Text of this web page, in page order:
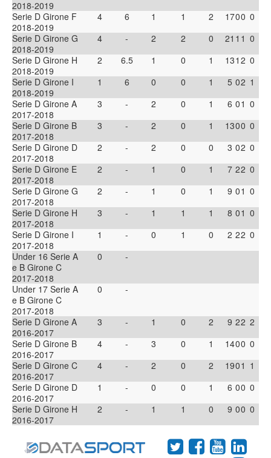
2018-2019
Serie D Girone F
2018-2019
4 6 1 1 2 1700 0
Serie D Girone G
2018-2019
4 - 2 2 0 21 1 1 0
Serie D Girone H
2018-2019
2 6.5 1 0 1 131 2 0
Serie D Girone I
2018-2019
1 6 0 0 1 5 02 1
Serie D Girone A
2017-2018
3 - 2 0 1 6 01 0
Serie D Girone B
2017-2018
3 - 2 0 1 1300 0
Serie D Girone D
2017-2018
2 - 2 0 0 3 02 0
Serie D Girone E
2017-2018
2 - 1 0 1 7 22 0
Serie D Girone G
2017-2018
2 - 1 0 1 9 01 0
Serie D Girone H
2017-2018
3 - 1 1 1 8 01 0
Serie D Girone I
2017-2018
1 - 0 1 0 2 22 0
Under 16 Serie A
e B Girone C
2017-2018
0 -
Under 17 Serie A
e B Girone C
2017-2018
0 -
Serie D Girone A
2016-2017
3 - 1 0 2 9 22 2
Serie D Girone B
2016-2017
4 - 3 0 1 1400 0
Serie D Girone C
2016-2017
4 - 2 0 2 1901 1
Serie D Girone D
2016-2017
1 - 0 0 1 6 00 0
Serie D Girone H
2016-2017
2 - 1 1 0 9 00 0